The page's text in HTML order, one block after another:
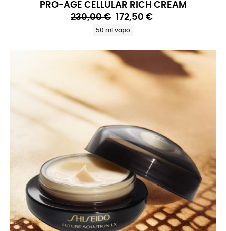
PRO-AGE CELLULAR RICH CREAM
230,00 € 172,50 €
50 ml vapo